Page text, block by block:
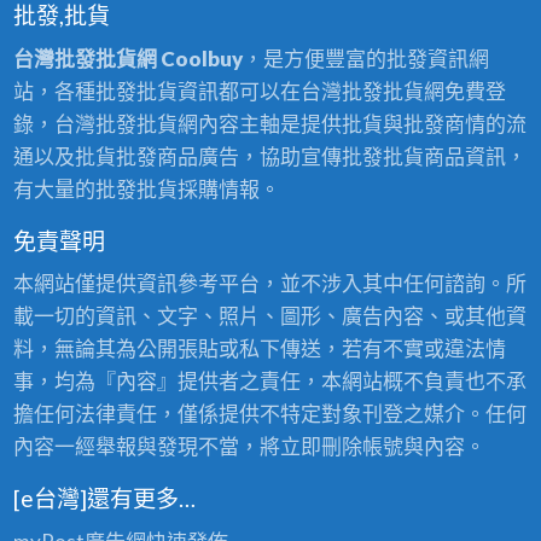
批發,批貨
台灣批發批貨網 Coolbuy，是方便豐富的批發資訊網
站，各種批發批貨資訊都可以在台灣批發批貨網免費登
錄，台灣批發批貨網內容主軸是提供批貨與批發商情的流
通以及批貨批發商品廣告，協助宣傳批發批貨商品資訊，
有大量的批發批貨採購情報。
免責聲明
本網站僅提供資訊參考平台，並不涉入其中任何諮詢。所
載一切的資訊、文字、照片、圖形、廣告內容、或其他資
料，無論其為公開張貼或私下傳送，若有不實或違法情
事，均為『內容』提供者之責任，本網站概不負責也不承
擔任何法律責任，僅係提供不特定對象刊登之媒介。任何
內容一經舉報與發現不當，將立即刪除帳號與內容。
[e台灣]還有更多…